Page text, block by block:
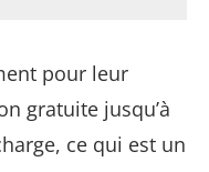
pour leur
gratuite jusqu’à
ce qui est un